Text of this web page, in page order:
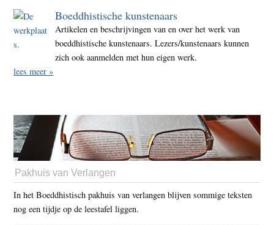
Boeddhistische kunstenaars
Artikelen en beschrijvingen van en over het werk van
boeddhistische kunstenaars. Lezers/kunstenaars kunnen
zich ook aanmelden met hun eigen werk.
lees meer »
Pakhuis van Verlangen
In het Boeddhistisch pakhuis van verlangen blijven sommige teksten
nog een tijdje op de leestafel liggen.